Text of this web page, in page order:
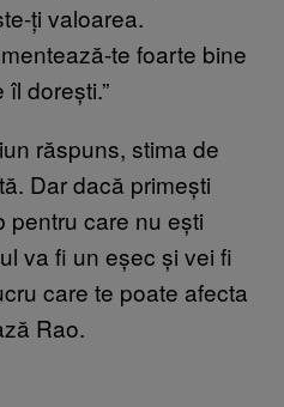
ți valoarea.
te foarte bine
dorești.”
răspuns, stima de
Dar dacă primești
pentru care nu ești
va fi un eșec și vei fi
care te poate afecta
Rao.